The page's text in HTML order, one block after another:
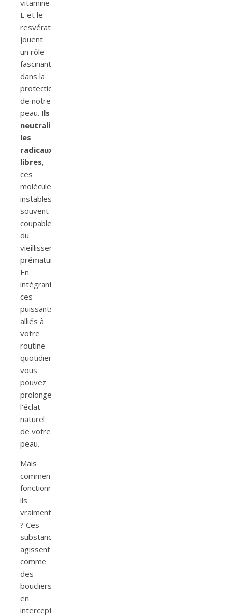
vitamine
E et le
resvératrol,
jouent
un rôle
fascinant
dans la
protection
de notre
peau. Ils
neutralisent
les
radicaux
libres,
ces
molécules
instables
souvent
coupables
du
vieillissement
prématuré.
En
intégrant
ces
puissants
alliés à
votre
routine
quotidienne,
vous
pouvez
prolonger
l’éclat
naturel
de votre
peau.
Mais
comment
fonctionnent-
ils
vraiment
? Ces
substances
agissent
comme
des
boucliers
en
interceptant